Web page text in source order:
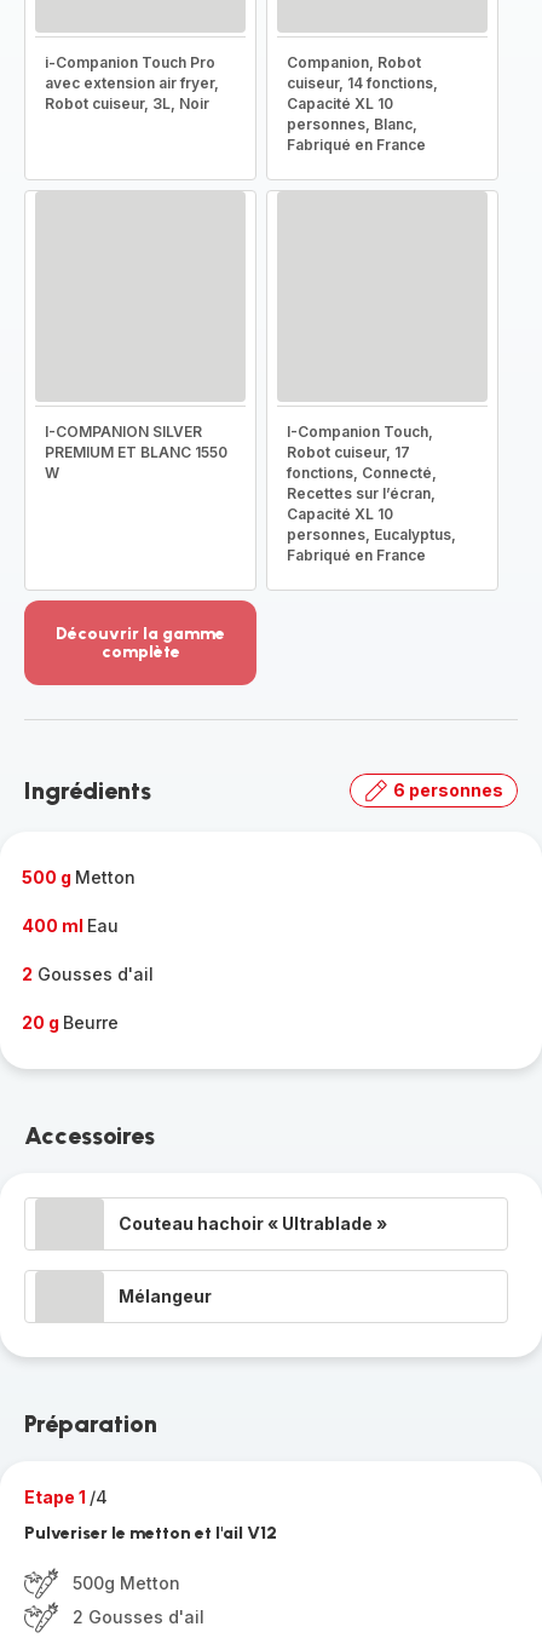
i-Companion Touch Pro
avec extension air fryer,
Robot cuiseur, 3L, Noir
Companion, Robot
cuiseur, 14 fonctions,
Capacité XL 10
personnes, Blanc,
Fabriqué en France
I-COMPANION SILVER
PREMIUM ET BLANC 1550
W
I-Companion Touch,
Robot cuiseur, 17
fonctions, Connecté,
Recettes sur l’écran,
Capacité XL 10
personnes, Eucalyptus,
Fabriqué en France
Découvrir la gamme
complète
-
gamme
Ingrédients 6 personnes
500 g Metton
400 ml Eau
2 Gousses d'ail
20 g Beurre
Accessoires
Couteau hachoir « Ultrablade »
Mélangeur
Préparation
Etape 1 /4
Pulveriser le metton et l'ail V12
500g Metton
2 Gousses d'ail